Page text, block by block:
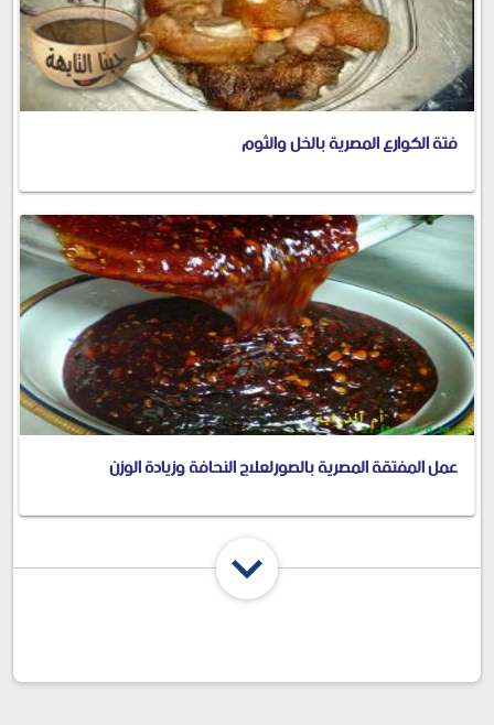
فتة الكوارع المصرية بالخل والثوم
عمل المفتقة المصرية بالصورلعلاج النحافة وزيادة الوزن